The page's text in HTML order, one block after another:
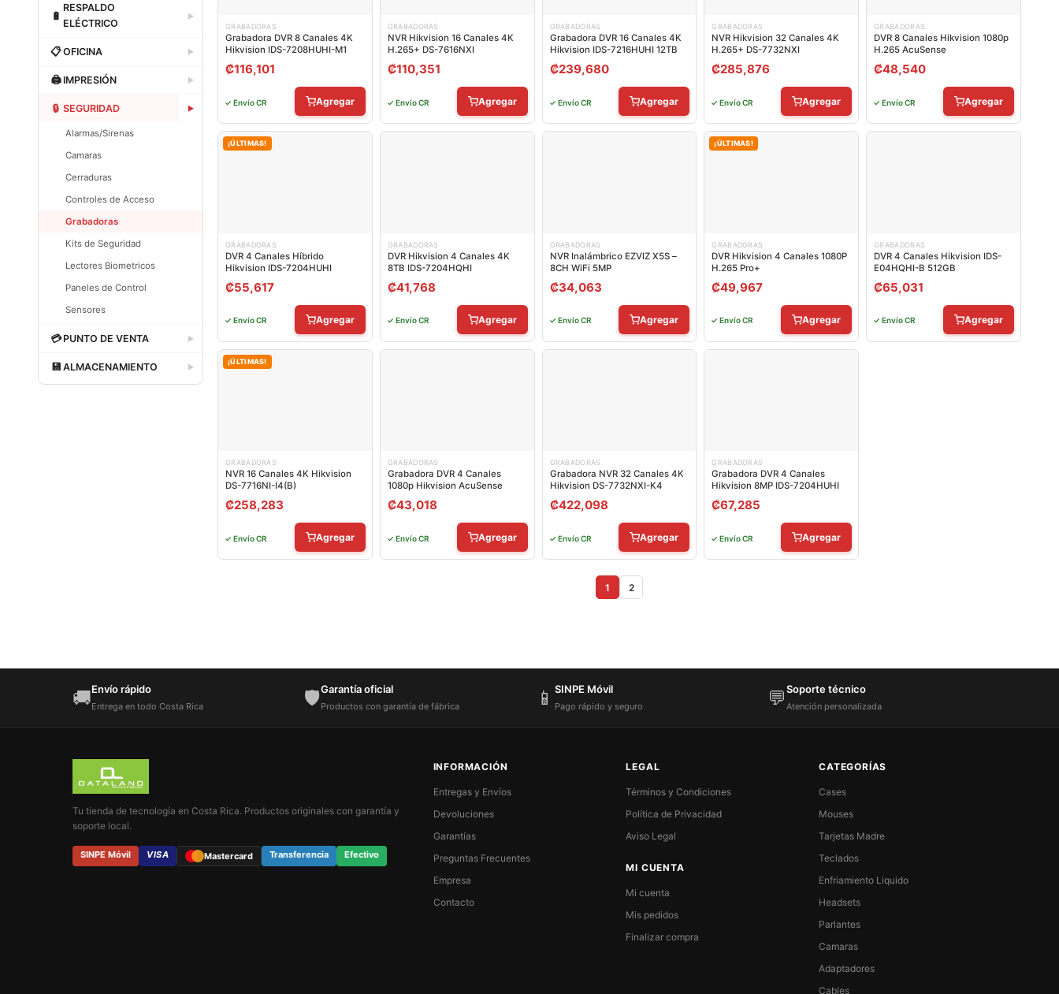
🔋
RESPALDO
ELÉCTRICO
▶
Dataland
📋OFICINA ▶
Dataland
🖨IMPRESIÓN ▶
Dataland
🔒 SEGURIDAD ▶
Alarmas/Sirenas
Camaras
Cerraduras
Controles de Acceso
Grabadoras
Kits de Seguridad
Lectores Biometricos
Paneles de Control
Sensores
Dataland
💳PUNTO DE VENTA ▶
Dataland
💾 ALMACENAMIENTO ▶
Dataland
GRABADORAS
Grabadora DVR 8 Canales 4K
Hikvision IDS-7208HUHI-M1
₡116,101
✓ Envío CR Agregar
GRABADORAS
NVR Hikvision 16 Canales 4K
H.265+ DS-7616NXI
₡110,351
✓ Envío CR Agregar
GRABADORAS
Grabadora DVR 16 Canales 4K
Hikvision IDS-7216HUHI 12TB
₡239,680
✓ Envío CR Agregar
GRABADORAS
NVR Hikvision 32 Canales 4K
H.265+ DS-7732NXI
₡285,876
✓ Envío CR Agregar
GRABADORAS
DVR 8 Canales Hikvision 1080p
H.265 AcuSense
₡48,540
✓ Envío CR Agregar
¡ÚLTIMAS!
GRABADORAS
DVR 4 Canales Híbrido
Hikvision IDS-7204HUHI
₡55,617
✓ Envío CR Agregar
GRABADORAS
DVR Hikvision 4 Canales 4K
8TB IDS-7204HQHI
₡41,768
✓ Envío CR Agregar
GRABADORAS
NVR Inalámbrico EZVIZ X5S –
8CH WiFi 5MP
₡34,063
✓ Envío CR Agregar
¡ÚLTIMAS!
GRABADORAS
DVR Hikvision 4 Canales 1080P
H.265 Pro+
₡49,967
✓ Envío CR Agregar
GRABADORAS
DVR 4 Canales Hikvision IDS-
E04HQHI-B 512GB
₡65,031
✓ Envío CR Agregar
¡ÚLTIMAS!
GRABADORAS
NVR 16 Canales 4K Hikvision
DS-7716NI-I4(B)
₡258,283
✓ Envío CR Agregar
GRABADORAS
Grabadora DVR 4 Canales
1080p Hikvision AcuSense
₡43,018
✓ Envío CR Agregar
GRABADORAS
Grabadora NVR 32 Canales 4K
Hikvision DS-7732NXI-K4
₡422,098
✓ Envío CR Agregar
GRABADORAS
Grabadora DVR 4 Canales
Hikvision 8MP IDS-7204HUHI
₡67,285
✓ Envío CR Agregar
1 2
🚚Envío rápido
Entrega en todo Costa Rica 🛡️Garantía oficial
Productos con garantía de fábrica 📱 SINPE Móvil
Pago rápido y seguro 💬Soporte técnico
Atención personalizada
Tu tienda de tecnología en Costa Rica. Productos originales con garantía y
soporte local.
SINPE Móvil VISA Mastercard Transferencia Efectivo
INFORMACIÓN
Entregas y Envíos
Devoluciones
Garantías
Preguntas Frecuentes
Empresa
Contacto
LEGAL
Términos y Condiciones
Política de Privacidad
Aviso Legal
MI CUENTA
Mi cuenta
Mis pedidos
Finalizar compra
CATEGORÍAS
Cases
Mouses
Tarjetas Madre
Teclados
Enfriamiento Liquido
Headsets
Parlantes
Camaras
Adaptadores
Cables